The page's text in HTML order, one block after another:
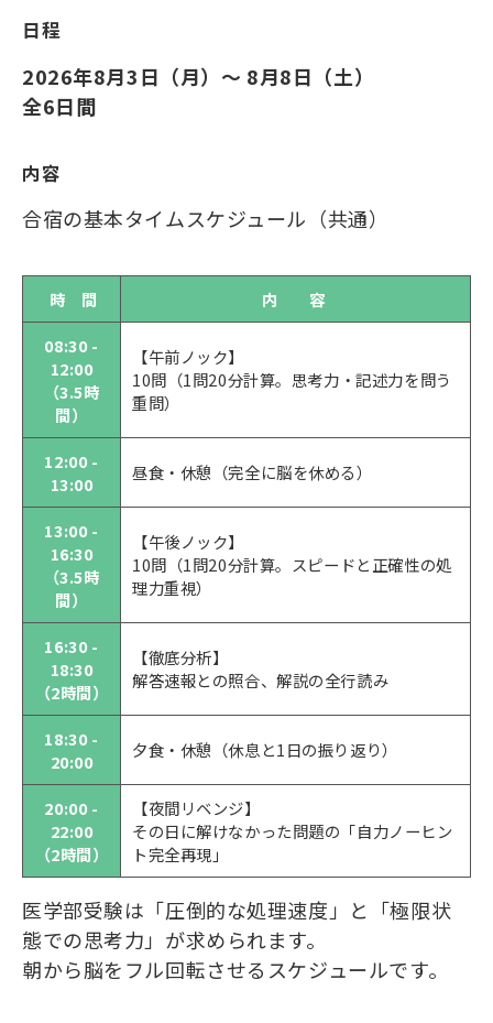
日程
2026年8月3日（月）～ 8月8日（土）
全6日間
内容
合宿の基本タイムスケジュール（共通）
時 間
内 容
08:30 -
12:00
（3.5時
間）
【午前ノック】
10問（1問20分計算。思考力・記述力を問う
重問）
12:00 -
13:00
昼食・休憩（完全に脳を休める）
13:00 -
16:30
（3.5時
間）
【午後ノック】
10問（1問20分計算。スピードと正確性の処
理力重視）
16:30 -
18:30
（2時間）
【徹底分析】
解答速報との照合、解説の全行読み
18:30 -
20:00
夕食・休憩（休息と1日の振り返り）
20:00 -
22:00
（2時間）
【夜間リベンジ】
その日に解けなかった問題の「自力ノーヒン
ト完全再現」
医学部受験は「圧倒的な処理速度」と「極限状
態での思考力」が求められます。
朝から脳をフル回転させるスケジュールです。